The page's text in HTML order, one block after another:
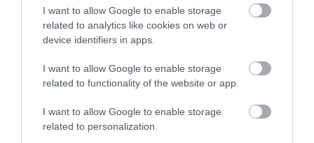
I want to allow Google to enable storage
related to analytics like cookies on web or
device identifiers in apps.
I want to allow Google to enable storage
related to functionality of the website or app.
I want to allow Google to enable storage
related to personalization.
sérültek között 11 olasz és 19 magyar katona van, többségük
barkács robbanósz...
2023. június 02|Mindenki ügye
A háború miatt elmarad a kecskeméti Nemzetközi Repülőnap és
Haditechnikai Bemutató – közölte a Honvédelmi Minisztérium
június 2-án. A mostani háborús időkben a Honvédelmi
Minisztérium és a M...